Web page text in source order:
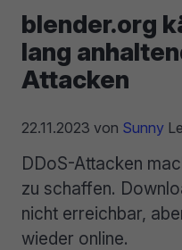
blender.org
lang
Attacken
22.11.2023 von Sunny
DDoS-Attacken
zu schaffen.
nicht erreichbar,
wieder online.